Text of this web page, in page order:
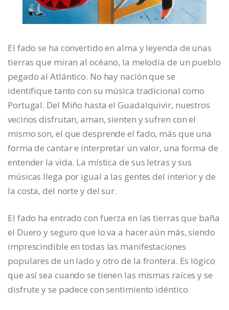
El fado se ha convertido en alma y leyenda de unas
tierras que miran al océano, la melodía de un pueblo
pegado al Atlántico. No hay nación que se
identifique tanto con su música tradicional como
Portugal. Del Miño hasta el Guadalquivir, nuestros
vecinos disfrutan, aman, sienten y sufren con el
mismo son, el que desprende el fado, más que una
forma de cantar e interpretar un valor, una forma de
entender la vida. La mística de sus letras y sus
músicas llega por igual a las gentes del interior y de
la costa, del norte y del sur.
El fado ha entrado con fuerza en las tierras que baña
el Duero y seguro que lo va a hacer aún más, siendo
imprescindible en todas las manifestaciones
populares de un lado y otro de la frontera. Es lógico
que así sea cuando se tienen las mismas raíces y se
disfrute y se padece con sentimiento idéntico.